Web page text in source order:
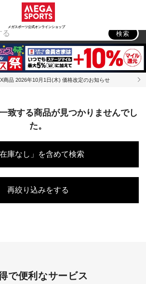
メガスポーツ公式オンラインショップ
ウトドア
検索
商品 2026年10月1日(木) 価格改定のお知らせ
致する商品が見つかりませんでし
た。
在庫なし」を含めて検索
再絞り込みをする
で便利なサービス